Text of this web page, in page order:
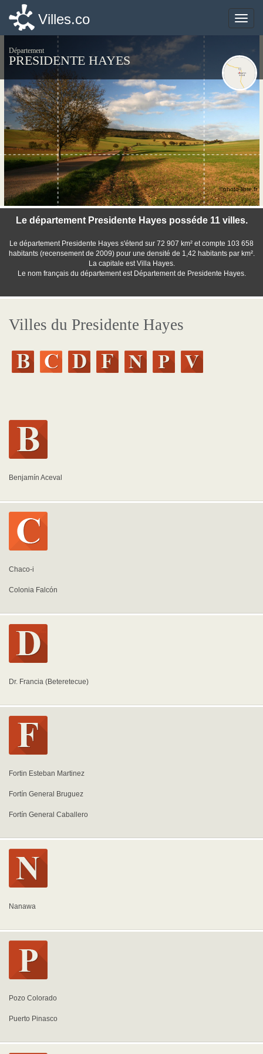
Toggle
Villes.co
Département
PRESIDENTE HAYES
Le département Presidente Hayes posséde 11 villes.
Le département Presidente Hayes s'étend sur 72 907 km² et compte 103 658
habitants (recensement de 2009) pour une densité de 1,42 habitants par km².
La capitale est Villa Hayes.
Le nom français du département est Département de Presidente Hayes.
©photo-libre.fr
Villes du Presidente Hayes
Benjamín Aceval
Chaco-i
Colonia Falcón
Dr. Francia (Beteretecue)
Fortin Esteban Martinez
Fortín General Bruguez
Fortín General Caballero
Nanawa
Pozo Colorado
Puerto Pinasco
Toggle
Villes.co